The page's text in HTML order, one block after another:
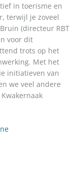
in toerisme en
terwijl je zoveel
(directeur RBT
voor dit
trots op het
Met het
initiatieven van
we veel andere